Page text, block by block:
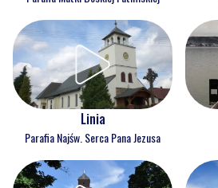
Linia
Parafia Najśw. Serca Pana Jezusa